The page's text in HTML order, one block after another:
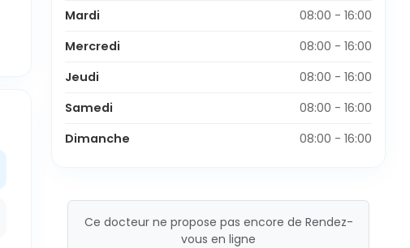
Mardi
08:00 - 16:00
Mercredi
08:00 - 16:00
Jeudi
08:00 - 16:00
Samedi
08:00 - 16:00
Dimanche
08:00 - 16:00
Ce docteur ne propose pas encore de Rendez-
vous en ligne